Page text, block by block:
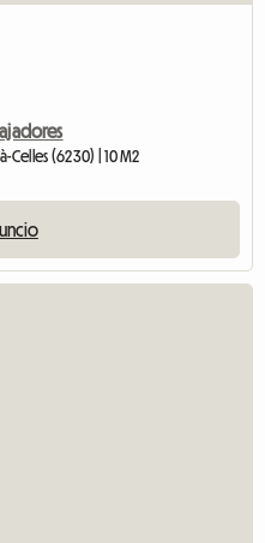
Celles (6230) | 10 M2